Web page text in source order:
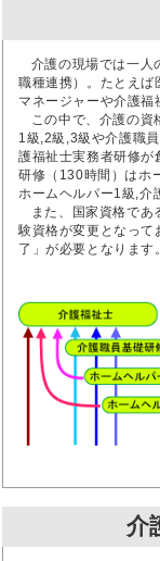
介護の現場では一人
職種連携）。たとえば
マネージャーや介護福
この中で、介護の資
1級,2級,3級や介護職
護福祉士実務者研修が
研修（130時間）はホ
ホームヘルパー1級,介
また、国家資格で
験資格が変更となって
了」が必要となります。
介